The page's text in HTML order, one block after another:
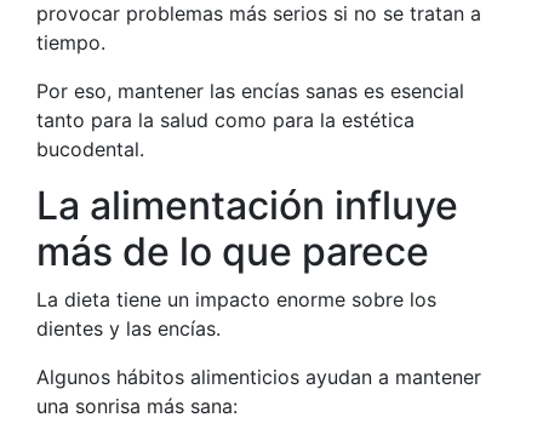
provocar problemas más serios si no se tratan a
tiempo.
Por eso, mantener las encías sanas es esencial
tanto para la salud como para la estética
bucodental.
La alimentación influye
más de lo que parece
La dieta tiene un impacto enorme sobre los
dientes y las encías.
Algunos hábitos alimenticios ayudan a mantener
una sonrisa más sana: